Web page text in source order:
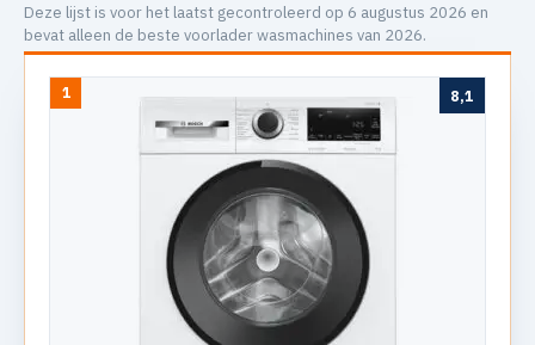
Deze lijst is voor het laatst gecontroleerd op 6 augustus 2026 en
bevat alleen de beste voorlader wasmachines van 2026.
1 8,1